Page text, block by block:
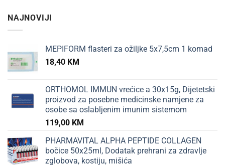
NAJNOVIJI
MEPIFORM flasteri za ožiljke 5x7,5cm 1 komad
18,40 KM
ORTHOMOL IMMUN vrećice a 30x15g, Dijetetski
proizvod za posebne medicinske namjene za
osobe sa oslabljenim imunim sistemom
119,00 KM
PHARMAVITAL ALPHA PEPTIDE COLLAGEN
bočice 50x25ml, Dodatak prehrani za zdravlje
zglobova, kostiju, mišića